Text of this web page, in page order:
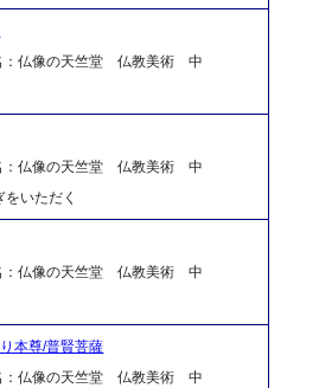
：仏像の天竺堂 仏教美術 中
：仏像の天竺堂 仏教美術 中
いただく
：仏像の天竺堂 仏教美術 中
本尊/普賢菩薩
：仏像の天竺堂 仏教美術 中